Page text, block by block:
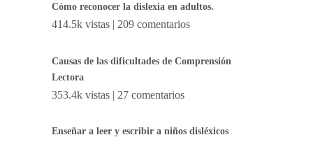
Cómo reconocer la dislexia en adultos.
414.5k vistas | 209 comentarios
Causas de las dificultades de Comprensión
Lectora
353.4k vistas | 27 comentarios
Enseñar a leer y escribir a niños disléxicos